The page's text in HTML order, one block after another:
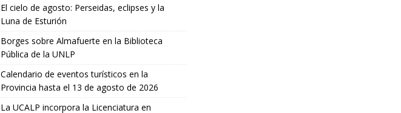
El cielo de agosto: Perseidas, eclipses y la
Luna de Esturión
Borges sobre Almafuerte en la Biblioteca
Pública de la UNLP
Calendario de eventos turísticos en la
Provincia hasta el 13 de agosto de 2026
La UCALP incorpora la Licenciatura en